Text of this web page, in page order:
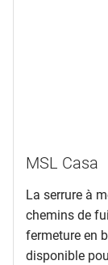
MSL Casa
La serrure à
chemins de
fermeture en
disponible